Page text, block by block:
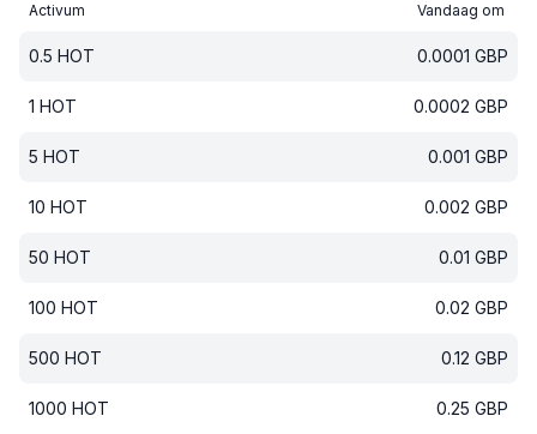
Activum Vandaag om
0.5 HOT 0.0001 GBP
1 HOT 0.0002 GBP
5 HOT 0.001 GBP
10 HOT 0.002 GBP
50 HOT 0.01 GBP
100 HOT 0.02 GBP
500 HOT 0.12 GBP
1000 HOT 0.25 GBP